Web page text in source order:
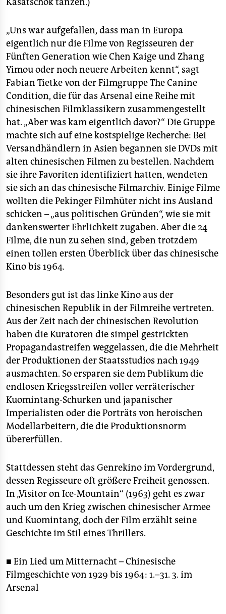
„Uns war aufgefallen, dass man in Europa
eigentlich nur die Filme von Regisseuren der
Fünften Generation wie Chen Kaige und Zhang
Yimou oder noch neuere Arbeiten kennt“, sagt
Fabian Tietke von der Filmgruppe The Canine
Condition, die für das Arsenal eine Reihe mit
chinesischen Filmklassikern zusammengestellt
hat. „Aber was kam eigentlich davor?“ Die Gruppe
machte sich auf eine kostspielige Recherche: Bei
Versandhändlern in Asien begannen sie DVDs mit
alten chinesischen Filmen zu bestellen. Nachdem
sie ihre Favoriten identifiziert hatten, wendeten
sie sich an das chinesische Filmarchiv. Einige Filme
wollten die Pekinger Filmhüter nicht ins Ausland
schicken – „aus politischen Gründen“, wie sie mit
dankenswerter Ehrlichkeit zugaben. Aber die 24
Filme, die nun zu sehen sind, geben trotzdem
einen tollen ersten Überblick über das chinesische
Kino bis 1964.
Besonders gut ist das linke Kino aus der
chinesischen Republik in der Filmreihe vertreten.
Aus der Zeit nach der chinesischen Revolution
haben die Kuratoren die simpel gestrickten
Propagandastreifen weggelassen, die die Mehrheit
der Produktionen der Staatsstudios nach 1949
ausmachten. So ersparen sie dem Publikum die
endlosen Kriegsstreifen voller verräterischer
Kuomintang-Schurken und japanischer
Imperialisten oder die Porträts von heroischen
Modellarbeitern, die die Produktionsnorm
übererfüllen.
Stattdessen steht das Genrekino im Vordergrund,
dessen Regisseure oft größere Freiheit genossen.
In „Visitor on Ice-Mountain“ (1963) geht es zwar
auch um den Krieg zwischen chinesischer Armee
und Kuomintang, doch der Film erzählt seine
Geschichte im Stil eines Thrillers.
■ Ein Lied um Mitternacht – Chinesische
Filmgeschichte von 1929 bis 1964: 1.–31. 3. im
Arsenal